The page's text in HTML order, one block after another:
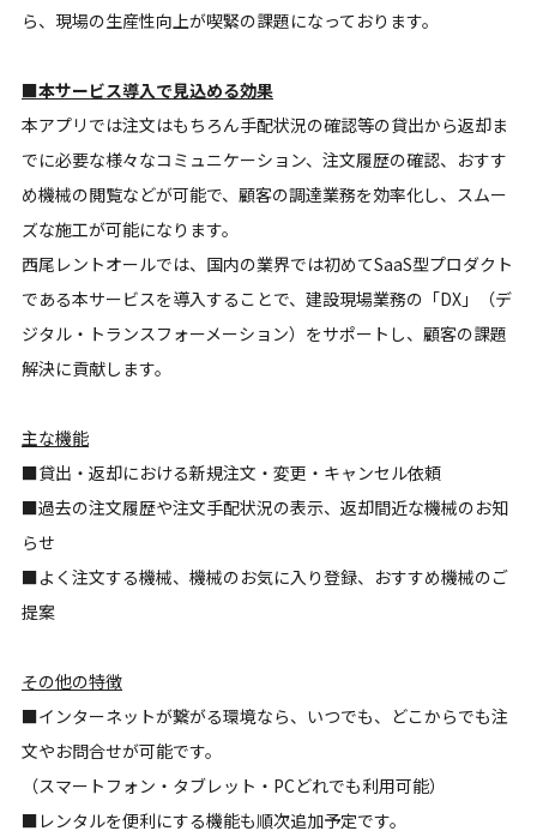
ら、現場の生産性向上が喫緊の課題になっております。
■本サービス導入で見込める効果
本アプリでは注文はもちろん手配状況の確認等の貸出から返却ま
でに必要な様々なコミュニケーション、注文履歴の確認、おすす
め機械の閲覧などが可能で、顧客の調達業務を効率化し、スムー
ズな施工が可能になります。
西尾レントオールでは、国内の業界では初めてSaaS型プロダクト
である本サービスを導入することで、建設現場業務の「DX」（デ
ジタル・トランスフォーメーション）をサポートし、顧客の課題
解決に貢献します。
主な機能
■貸出・返却における新規注文・変更・キャンセル依頼
■過去の注文履歴や注文手配状況の表示、返却間近な機械のお知
らせ
■よく注文する機械、機械のお気に入り登録、おすすめ機械のご
提案
その他の特徴
■インターネットが繋がる環境なら、いつでも、どこからでも注
文やお問合せが可能です。
（スマートフォン・タブレット・PCどれでも利用可能）
■レンタルを便利にする機能も順次追加予定です。